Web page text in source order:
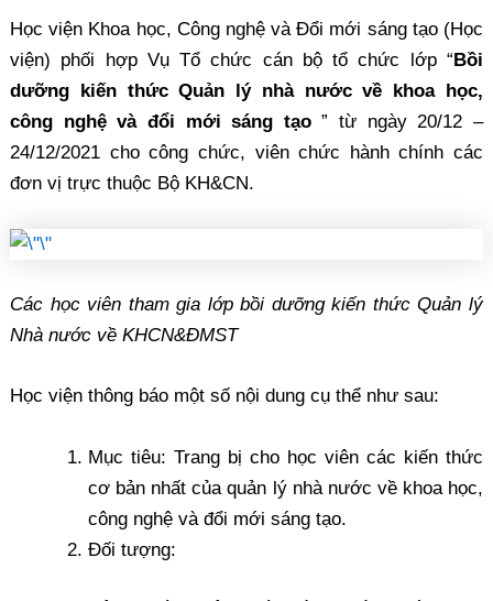
Học viện Khoa học, Công nghệ và Đổi mới sáng tạo (Học
viện) phối hợp Vụ Tổ chức cán bộ tổ chức lớp “Bồi
dưỡng kiến thức Quản lý nhà nước về khoa học,
công nghệ và đổi mới sáng tạo” từ ngày 20/12 –
24/12/2021 cho công chức, viên chức hành chính các
đơn vị trực thuộc Bộ KH&CN.
Các học viên tham gia lớp bồi dưỡng kiến thức Quản lý
Nhà nước về KHCN&ĐMST
Học viện thông báo một số nội dung cụ thể như sau:
Mục tiêu: Trang bị cho học viên các kiến thức
cơ bản nhất của quản lý nhà nước về khoa học,
công nghệ và đổi mới sáng tạo.
Đối tượng: